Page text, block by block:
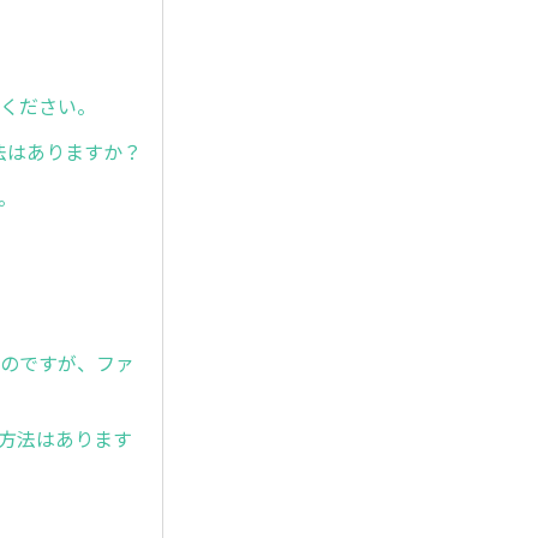
ださい。
ありますか？
ですが、ファ
法はあります